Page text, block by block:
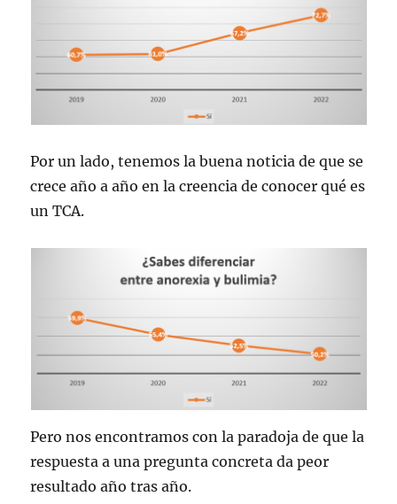
Por un lado, tenemos la buena noticia de que se
crece año a año en la creencia de conocer qué es
un TCA.
Pero nos encontramos con la paradoja de que la
respuesta a una pregunta concreta da peor
resultado año tras año.